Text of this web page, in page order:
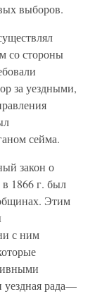
выборов.
со стороны
за уездными,
сейма.
закон о
1866 г. был
Этим
с ним
рада—